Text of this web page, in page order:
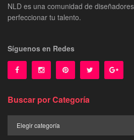
NLD es una comunidad de
perfeccionar tu talento.
Síguenos en Redes
Buscar por Categoría
por